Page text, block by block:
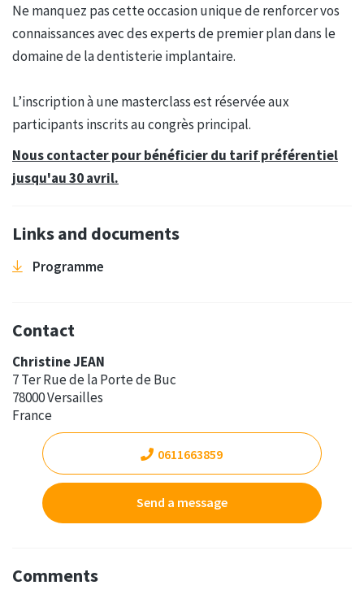
Ne manquez pas cette occasion unique de renforcer vos
connaissances avec des experts de premier plan dans le
domaine de la dentisterie implantaire.
L’inscription à une masterclass est réservée aux
participants inscrits au congrès principal.
Nous contacter pour bénéficier du tarif préférentiel
jusqu'au 30 avril.
Links and documents
Programme
Contact
Christine JEAN
7 Ter Rue de la Porte de Buc
78000 Versailles
France
0611663859
Send a message
Comments